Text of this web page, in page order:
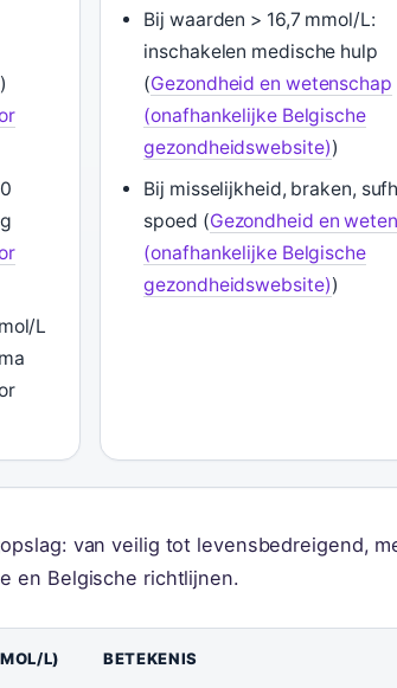
L
Bij waarden > 16,7 mmol/L:
inschakelen medische hulp
(Gezondheid en wetenschap
(onafhankelijke Belgische
gezondheidswebsite))
Bij misselijkheid, braken,
spoed (Gezondheid en
(onafhankelijke Belgische
gezondheidswebsite))
van veilig tot levensbedreigend,
en Belgische richtlijnen.
L) BETEKENIS